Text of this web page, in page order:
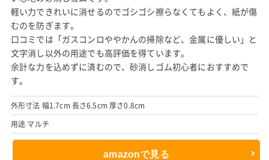
軽い力できれいに消せるのでゴシゴシ擦らなくてもよく、紙が傷
むのを防ぎます。
口コミでは「ガスコンロややかんの掃除など、金属に優しい」と
文字消し以外の用途でも高評価を得ています。
余計な力を込めずに済むので、砂消しゴム初心者におすすめで
す。
外形寸法 幅1.7cm 長さ6.5cm 厚さ0.8cm
用途 マルチ
amazonで見る